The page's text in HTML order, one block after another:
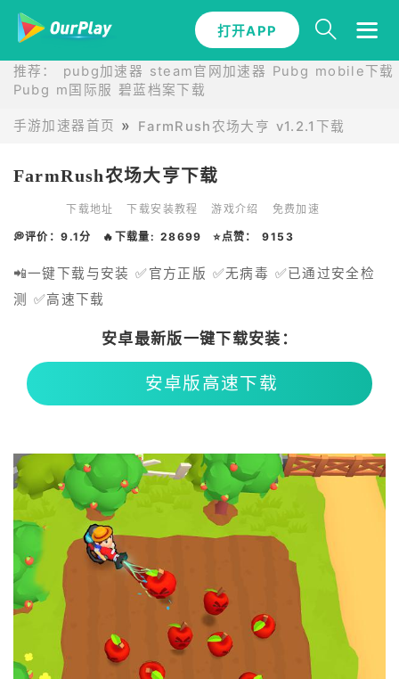
打开APP
推荐： pubg加速器 steam官网加速器 Pubg mobile下载
Pubg m国际服 碧蓝档案下载
手游加速器首页 FarmRush农场大亨 v1.2.1下载
FarmRush农场大亨下载
下载地址 下载安装教程 游戏介绍 免费加速
💭评价：9.1分 🔥下载量: 28699 ⭐点赞： 9153
📲一键下载与安装 ✅官方正版 ✅无病毒 ✅已通过安全检
测 ✅高速下载
安卓最新版一键下载安装：
安卓版高速下载